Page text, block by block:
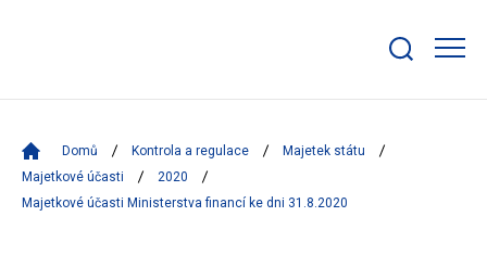
bar
Domů Kontrola a regulace
Majetek státu
Majetkové účasti
2020
Majetkové účasti Ministerstva financí ke dni 31.8.2020